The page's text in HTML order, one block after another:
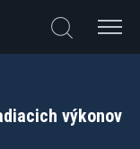
výkonov